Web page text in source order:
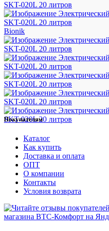
Bionik
Покупателям
Каталог
Как купить
Доставка и оплата
ОПТ
О компании
Контакты
Условия возврата